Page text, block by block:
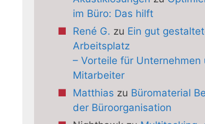
im Büro: Das hilft
René G. zu Ein gut
Arbeitsplatz
– Vorteile für Unternehmen
Mitarbeiter
Matthias zu Büromaterial
der Büroorganisation